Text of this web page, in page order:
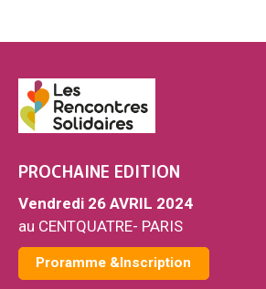
PROCHAINE EDITION
Vendredi 26 AVRIL 2024
au CENTQUATRE- PARIS
Proramme &Inscription